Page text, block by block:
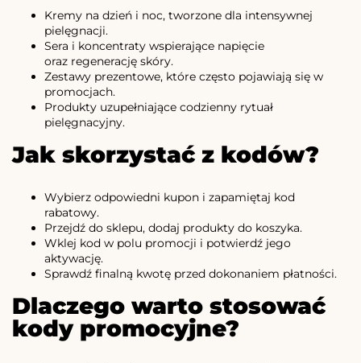
Kremy na dzień i noc, tworzone dla intensywnej
pielęgnacji.
Sera i koncentraty wspierające napięcie
oraz regenerację skóry.
Zestawy prezentowe, które często pojawiają się w
promocjach.
Produkty uzupełniające codzienny rytuał
pielęgnacyjny.
Jak skorzystać z kodów?
Wybierz odpowiedni kupon i zapamiętaj kod
rabatowy.
Przejdź do sklepu, dodaj produkty do koszyka.
Wklej kod w polu promocji i potwierdź jego
aktywację.
Sprawdź finalną kwotę przed dokonaniem płatności.
Dlaczego warto stosować
kody promocyjne?